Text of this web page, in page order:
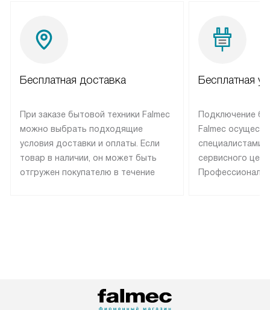
Бесплатная доставка
При заказе бытовой техники Falmec
можно выбрать подходящие
условия доставки и оплаты. Если
товар в наличии, он может быть
отгружен покупателю в течение
Бесплатная
Подключение
Falmec
специалистами
сервисного